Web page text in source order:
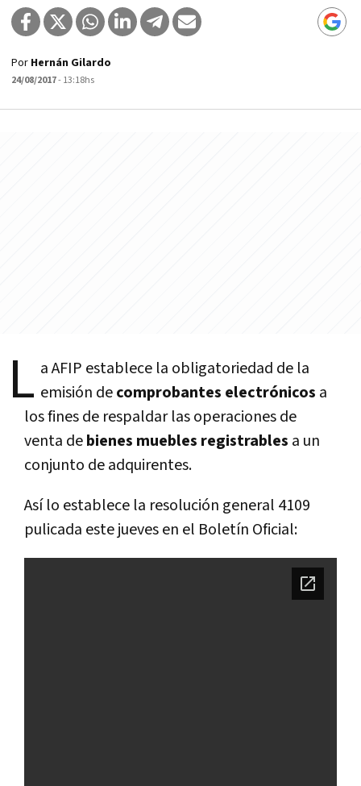
Por Hernán Gilardo
24/08/2017- 13:18hs
L a AFIP establece la obligatoriedad de la
emisión decomprobantes electrónicos a
los fines de respaldar las operaciones de
venta debienes muebles registrables a un
conjunto de adquirentes.
Así lo establece la resolución general 4109
pulicada este jueves en el Boletín Oficial: